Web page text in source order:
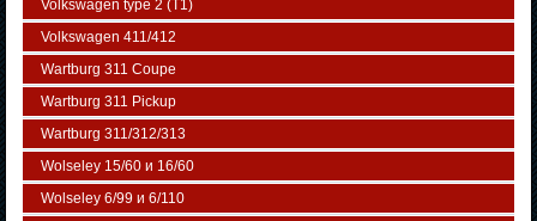
Volkswagen typе 2 (Т1)
Volkswagen 411/412
Wartburg 311 Coupe
Wartburg 311 Pickup
Wartburg 311/312/313
Wolseley 15/60 и 16/60
Wolseley 6/99 и 6/110